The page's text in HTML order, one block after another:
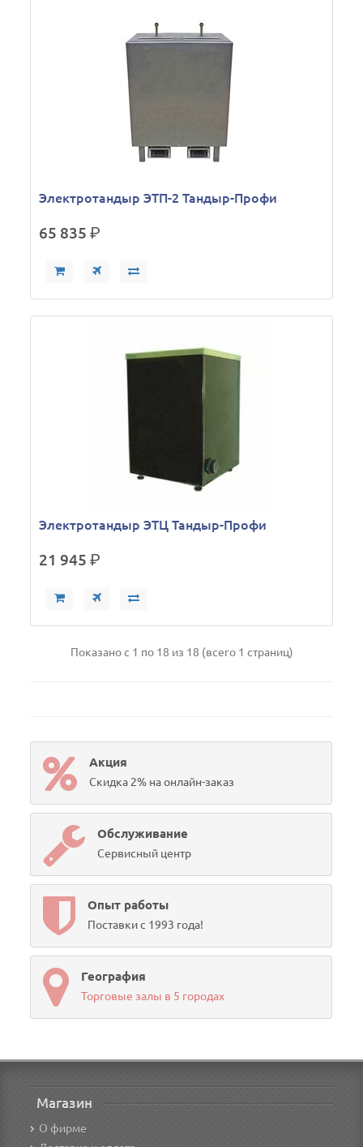
Электротандыр ЭТП-2 Тандыр-Профи
65 835р.
Электротандыр ЭТЦ Тандыр-Профи
21 945р.
Показано с 1 по 18 из 18 (всего 1 страниц)
Акция
Скидка 2% на онлайн-заказ
Обслуживание
Сервисный центр
Опыт работы
Поставки с 1993 года!
География
Торговые залы в 5 городах
Магазин
О фирме